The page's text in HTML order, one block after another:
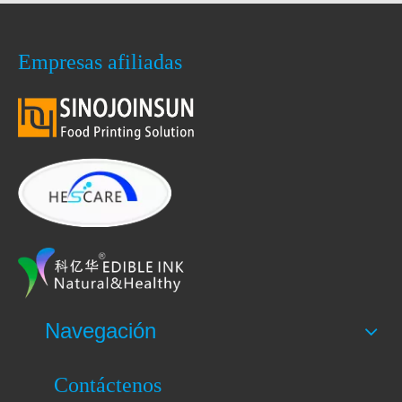
Empresas afiliadas
Navegación
Contáctenos